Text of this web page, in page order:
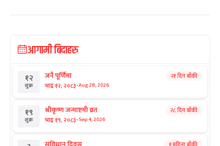
आगामी बिदाहरु
१२
शुक्र
जनै पूर्णिमा
भाद्र १२, २०८३-Aug 28, 2026
२१ दिन बाँकी
१९
शुक्र
श्रीकृष्ण जन्माष्टमी व्रत
भाद्र १९, २०८३-Sep 4, 2026
२८ दिन बाँकी